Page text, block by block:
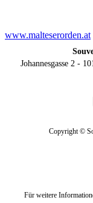
www.malteserorden.at
Johannesgasse 2 -
Copyright ©
Für weitere